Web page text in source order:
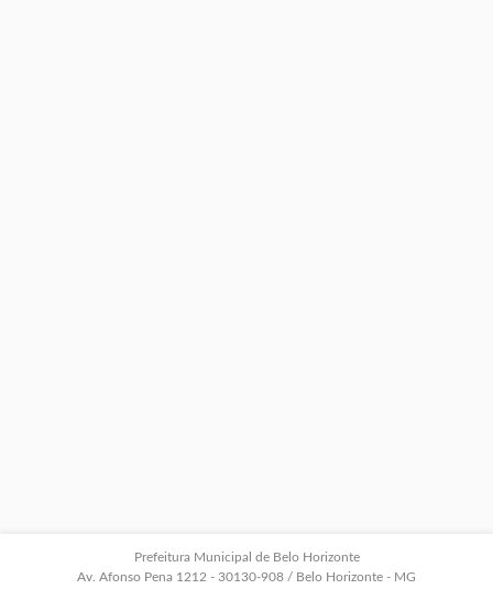
Prefeitura Municipal de Belo Horizonte
Av. Afonso Pena 1212 - 30130-908 / Belo Horizonte - MG